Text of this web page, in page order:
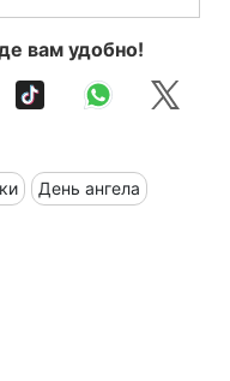
вам удобно!
День ангела